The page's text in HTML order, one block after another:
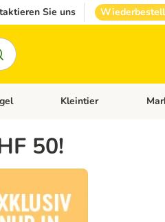
Sie uns
Menü öffnen: Veterinär- und
Kategorie-Menü öffnen:
Kleintier
50!